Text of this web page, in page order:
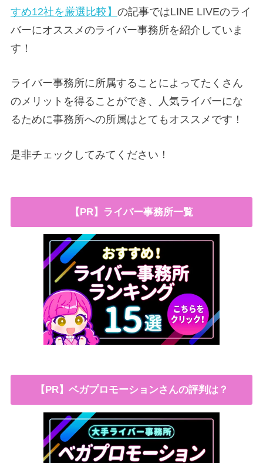
すめ12社を厳選比較】 の記事ではLINE LIVEのライ
バーにオススメのライバー事務所を紹介していま
す！
ライバー事務所に所属することによってたくさん
のメリットを得ることができ、人気ライバーにな
るために事務所への所属はとてもオススメです！
是非チェックしてみてください！
【PR】ライバー事務所一覧
【PR】ベガプロモーションさんの評判は？